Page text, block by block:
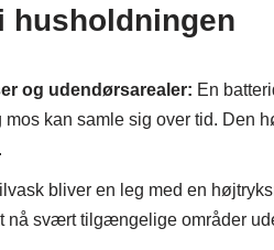
husholdningen
og udendørsarealer: En
mos kan samle sig over tid. Den
bliver en leg med en
nå svært tilgængelige områder